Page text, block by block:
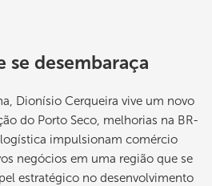
se desembaraça
Dionísio Cerqueira vive um novo
do Porto Seco, melhorias na BR-
impulsionam comércio
negócios em uma região que se
estratégico no desenvolvimento